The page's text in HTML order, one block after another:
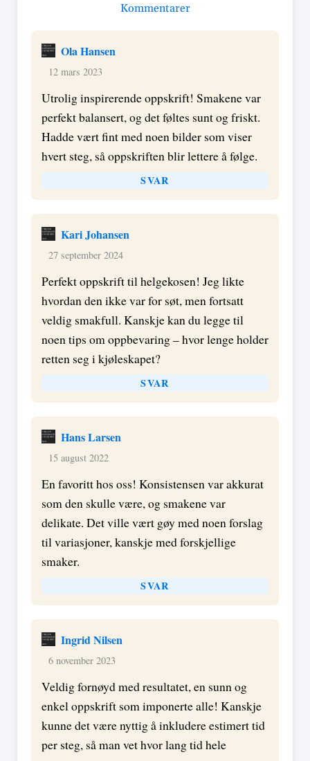
Kommentarer
Ola Hansen
12 mars 2023
Utrolig inspirerende oppskrift! Smakene var
perfekt balansert, og det føltes sunt og friskt.
Hadde vært fint med noen bilder som viser
hvert steg, så oppskriften blir lettere å følge.
SVAR
Kari Johansen
27 september 2024
Perfekt oppskrift til helgekosen! Jeg likte
hvordan den ikke var for søt, men fortsatt
veldig smakfull. Kanskje kan du legge til
noen tips om oppbevaring – hvor lenge holder
retten seg i kjøleskapet?
SVAR
Hans Larsen
15 august 2022
En favoritt hos oss! Konsistensen var akkurat
som den skulle være, og smakene var
delikate. Det ville vært gøy med noen forslag
til variasjoner, kanskje med forskjellige
smaker.
SVAR
Ingrid Nilsen
6 november 2023
Veldig fornøyd med resultatet, en sunn og
enkel oppskrift som imponerte alle! Kanskje
kunne det være nyttig å inkludere estimert tid
per steg, så man vet hvor lang tid hele